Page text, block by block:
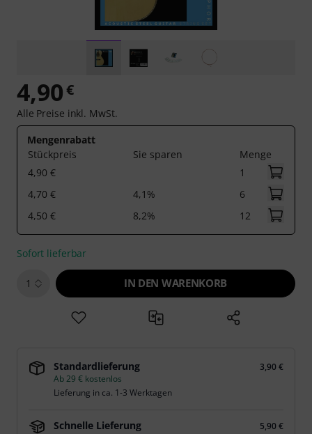
4,90€
Alle Preise inkl. MwSt.
Mengenrabatt
Stückpreis
Sie sparen
Menge
4,90 €
1
4,70 €
4,1%
6
4,50 €
8,2% 12
Sofort lieferbar
1 IN DEN WARENKORB
Standardlieferung
3,90 €
Ab 29 € kostenlos
Lieferung in ca. 1-3 Werktagen
Schnelle Lieferung
5,90 €